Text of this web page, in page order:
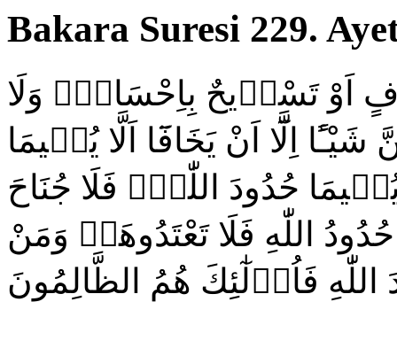
Bakara Suresi 229.
اَوْ تَسْر۪يحٌ بِاِحْسَانٍۜ وَلَا
اِلَّٓا اَنْ يَخَافَٓا اَلَّا يُق۪يمَا
حُدُودَ اللّٰهِۙ فَلَا جُنَاحَ
اللّٰهِ فَلَا تَعْتَدُوهَاۚ وَمَنْ
اللّٰهِ فَاُو۬لٰٓئِكَ هُمُ الظَّالِمُونَ